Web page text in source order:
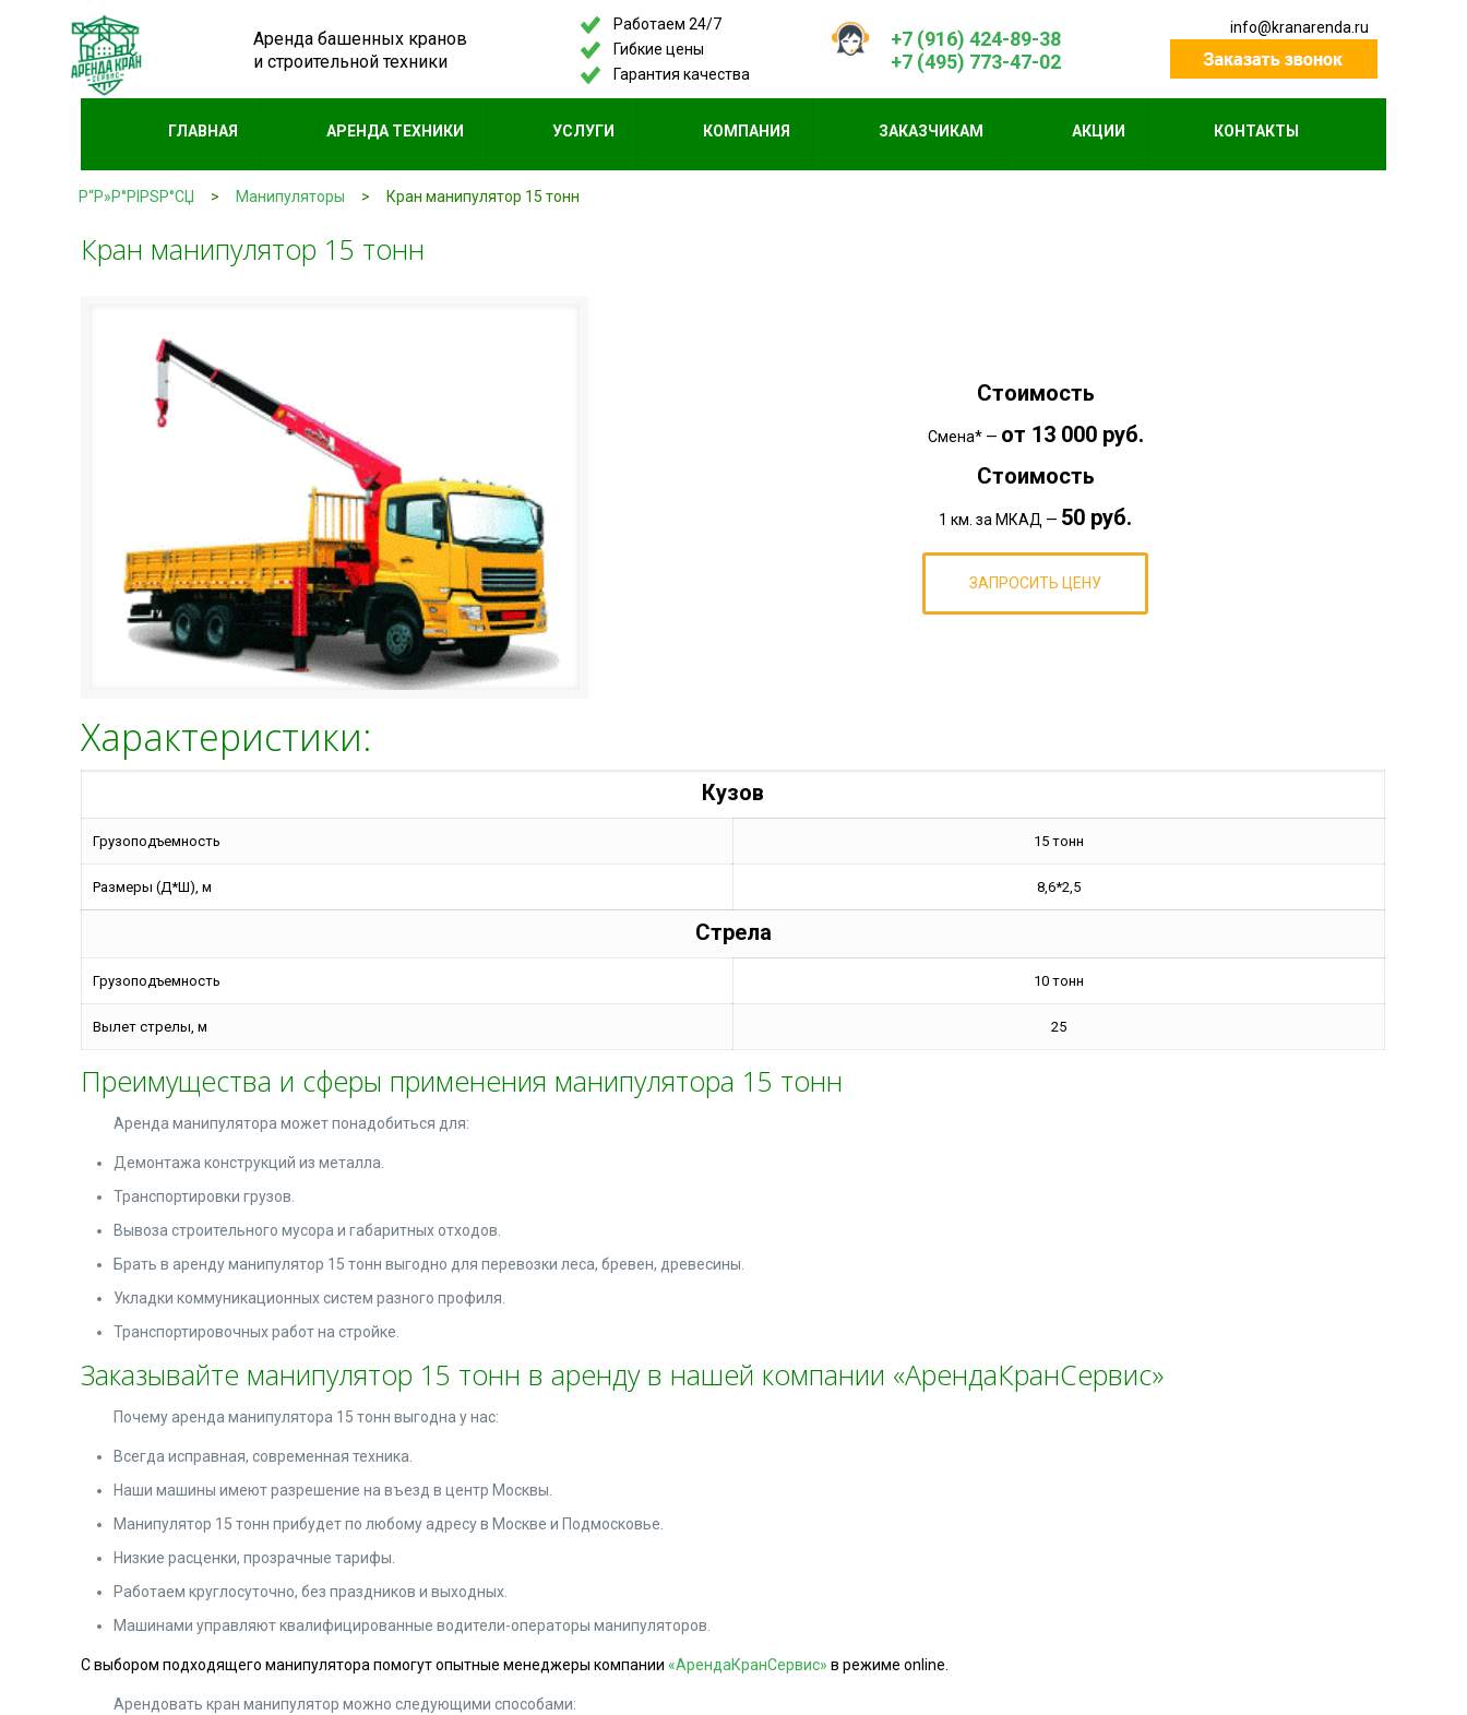
Аренда башенных кранов
и строительной техники
Работаем 24/7
Гибкие цены
Гарантия качества
+7 (916) 424-89-38
+7 (495) 773-47-02
info@kranarenda.ru
ГЛАВНАЯ АРЕНДА ТЕХНИКИ УСЛУГИ КОМПАНИЯ ЗАКАЗЧИКАМ АКЦИИ КОНТАКТЫ
Р“Р»Р°РІРЅР°СЏ > Манипуляторы > Кран манипулятор 15 тонн
Кран манипулятор 15 тонн
Стоимость
Смена* — от 13 000 руб.
Стоимость
1 км. за МКАД — 50 руб.
ЗАПРОСИТЬ ЦЕНУ
Характеристики:
Кузов
Грузоподъемность 15 тонн
Размеры (Д*Ш), м 8,6*2,5
Стрела
Грузоподъемность 10 тонн
Вылет стрелы, м 25
Преимущества и сферы применения манипулятора 15 тонн
Аренда манипулятора может понадобиться для:
Демонтажа конструкций из металла.
Транспортировки грузов.
Вывоза строительного мусора и габаритных отходов.
Брать в аренду манипулятор 15 тонн выгодно для перевозки леса, бревен, древесины.
Укладки коммуникационных систем разного профиля.
Транспортировочных работ на стройке.
Заказывайте манипулятор 15 тонн в аренду в нашей компании «АрендаКранСервис»
Почему аренда манипулятора 15 тонн выгодна у нас:
Всегда исправная, современная техника.
Наши машины имеют разрешение на въезд в центр Москвы.
Манипулятор 15 тонн прибудет по любому адресу в Москве и Подмосковье.
Низкие расценки, прозрачные тарифы.
Работаем круглосуточно, без праздников и выходных.
Машинами управляют квалифицированные водители-операторы манипуляторов.
С выбором подходящего манипулятора помогут опытные менеджеры компании«АрендаКранСервис» в режиме online.
Арендовать кран манипулятор можно следующими способами: